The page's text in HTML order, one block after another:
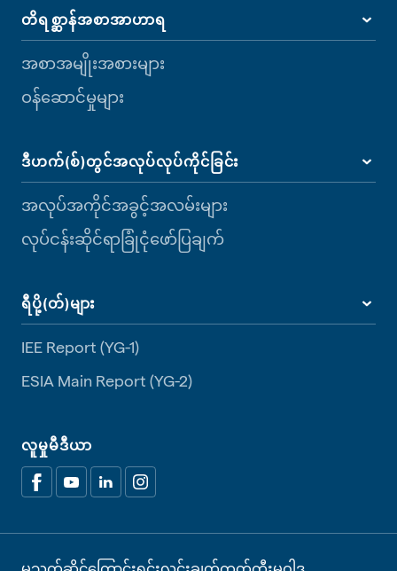
တိရစ္ဆာန်အစာအာဟာရ
အစာအမျိုးအစားများ
ဝန်ဆောင်မှုများ
ဒီဟက်(စ်)တွင်အလုပ်လုပ်ကိုင်ခြင်း
အလုပ်အကိုင်အခွင့်အလမ်းများ
လုပ်ငန်းဆိုင်ရာခြုံငုံဖော်ပြချက်
ရီပို့(တ်)များ
IEE Report (YG-1)
ESIA Main Report (YG-2)
လူမှုမီဒီယာ